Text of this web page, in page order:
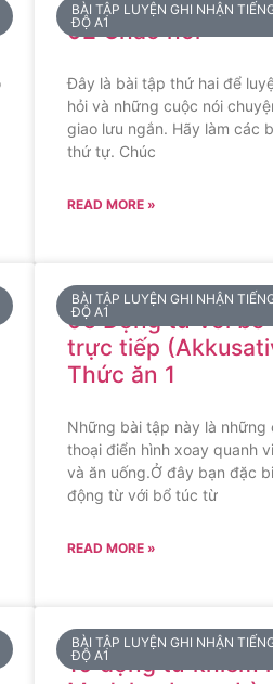
BÀI TẬP LUYỆN GHI NHẬN
ĐỘ A1
02 Chào hỏi
Đây là bài tập thứ hai để
hỏi và những cuộc nói
giao lưu ngắn. Hãy làm các
thứ tự. Chúc
READ MORE »
BÀI TẬP LUYỆN GHI NHẬN
ĐỘ A1
06 Động từ với bổ
trực tiếp
Thức ăn 1
Những bài tập này là những
thoại điển hình xoay quanh
và ăn uống.Ở đây bạn đặc
động từ với bổ túc từ
READ MORE »
BÀI TẬP LUYỆN GHI NHẬN
ĐỘ A1
10 động từ khiếm